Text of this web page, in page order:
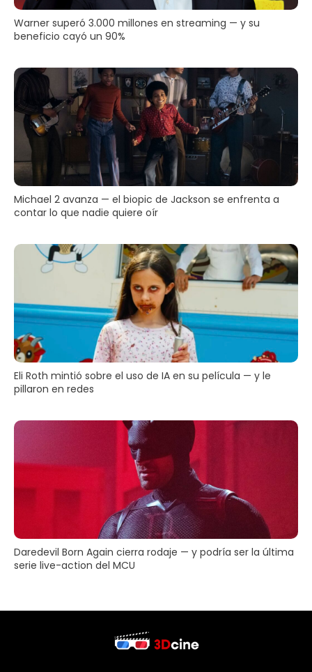
Warner superó 3.000 millones en streaming — y su
beneficio cayó un 90%
Michael 2 avanza — el biopic de Jackson se enfrenta a
contar lo que nadie quiere oír
Eli Roth mintió sobre el uso de IA en su película — y le
pillaron en redes
Daredevil Born Again cierra rodaje — y podría ser la última
serie live-action del MCU